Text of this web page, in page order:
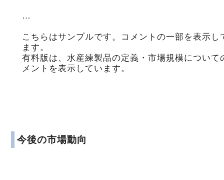
…
こちらはサンプルです。コメントの一部を表示し
ます。
有料版は、水産練製品の定義・市場規模について
メントを表示しています。
今後の市場動向